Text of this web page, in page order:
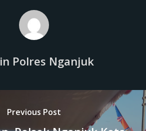
Polres Nganjuk
Previous Post